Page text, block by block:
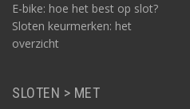
E-bike: hoe het best op slot?
Sloten keurmerken: het
overzicht
SLOTEN > MET